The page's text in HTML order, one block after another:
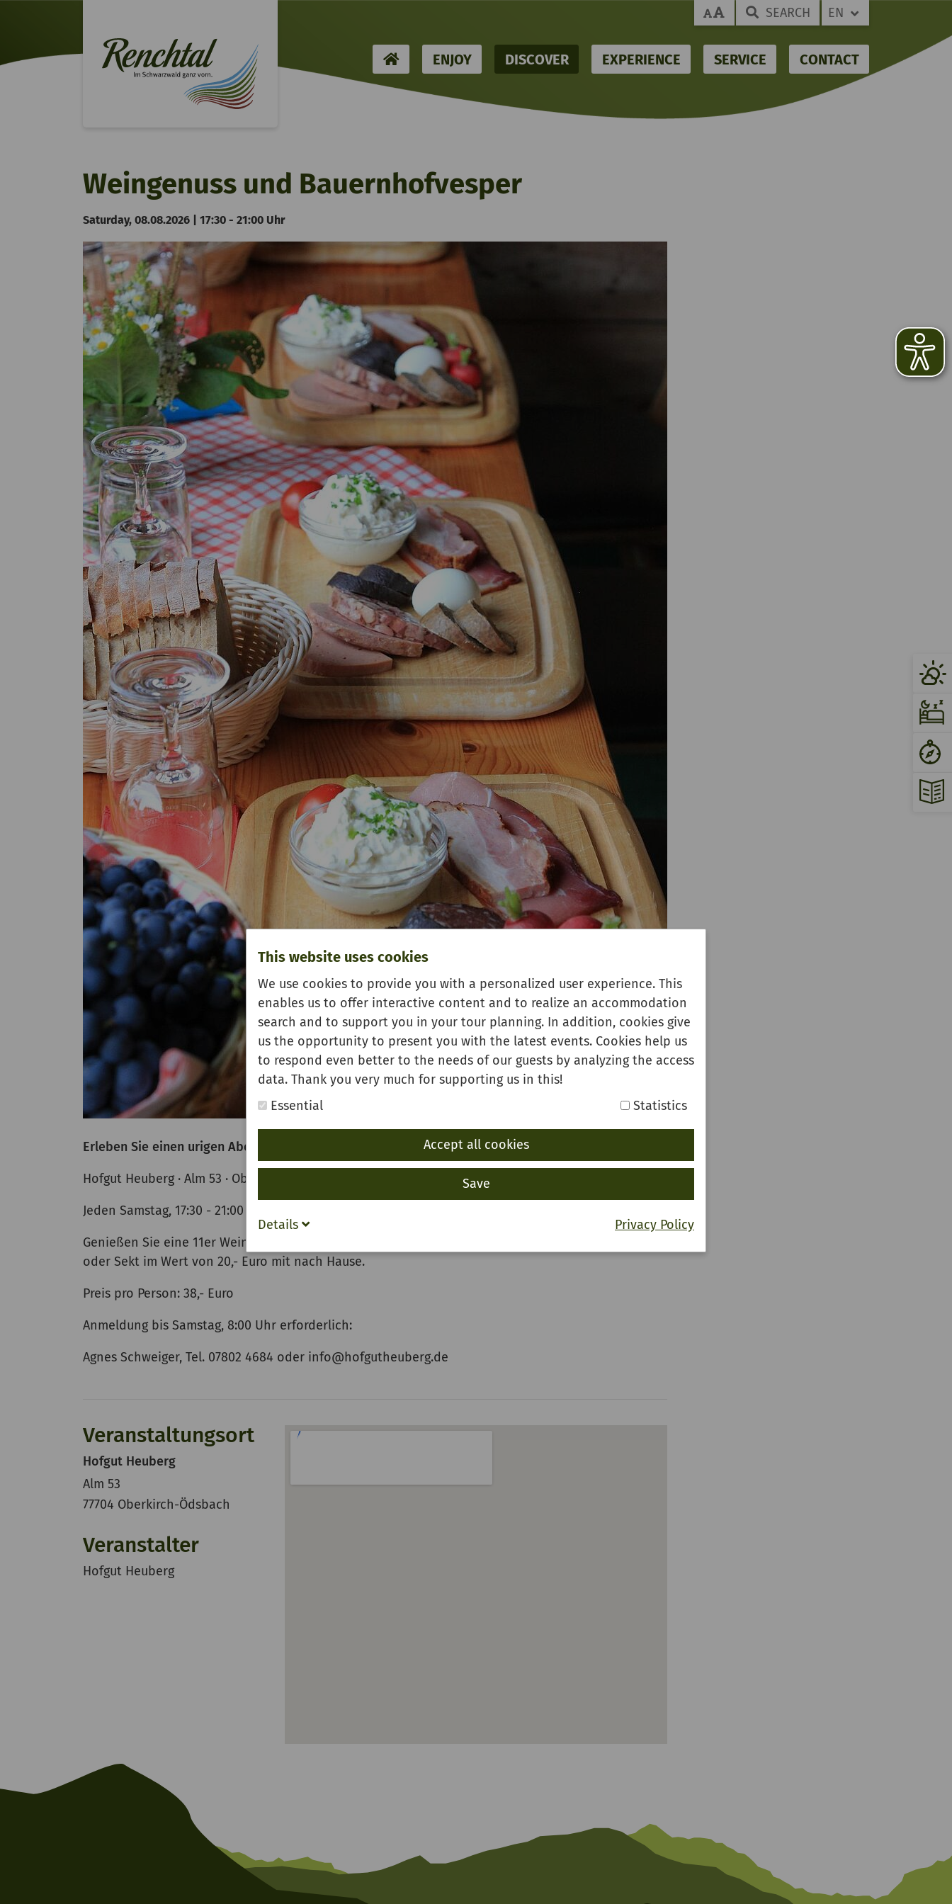
This website uses cookies
We use cookies to provide you with a personalized user experience. This
enables us to offer interactive content and to realize an accommodation
search and to support you in your tour planning. In addition, cookies give
us the opportunity to present you with the latest events. Cookies help us
to respond even better to the needs of our guests by analyzing the access
data. Thank you very much for supporting us in this!
Essential
Statistics
Accept all cookies
Save
Privacy Policy
Details
SEARCH EN
HOMEENJOY DISCOVER EXPERIENCE SERVICE CONTACT
Weingenuss und Bauernhofvesper
Saturday, 08.08.2026 | 17:30 - 21:00 Uhr
Erleben Sie einen urigen Abend auf dem Hofgut Heuberg
Hofgut Heuberg · Alm 53 · Oberkirch-Ödsbach
Jeden Samstag, 17:30 - 21:00 Uhr
Genießen Sie eine 11er Weinprobe mit Vesper in einer urigen Scheune und nehmen Sie Wein, Secco
oder Sekt im Wert von 20,- Euro mit nach Hause.
Preis pro Person: 38,- Euro
Anmeldung bis Samstag, 8:00 Uhr erforderlich:
Agnes Schweiger, Tel. 07802 4684 oder info@hofgutheuberg.de
Veranstaltungsort
Hofgut Heuberg
Alm 53
77704 Oberkirch-Ödsbach
Veranstalter
Hofgut Heuberg